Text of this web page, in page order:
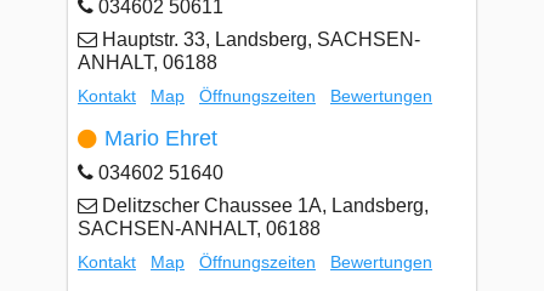
034602 50611
Hauptstr. 33, Landsberg, SACHSEN-
ANHALT, 06188
Kontakt Map Öffnungszeiten Bewertungen
Mario Ehret
034602 51640
Delitzscher Chaussee 1A, Landsberg,
SACHSEN-ANHALT, 06188
Kontakt Map Öffnungszeiten Bewertungen